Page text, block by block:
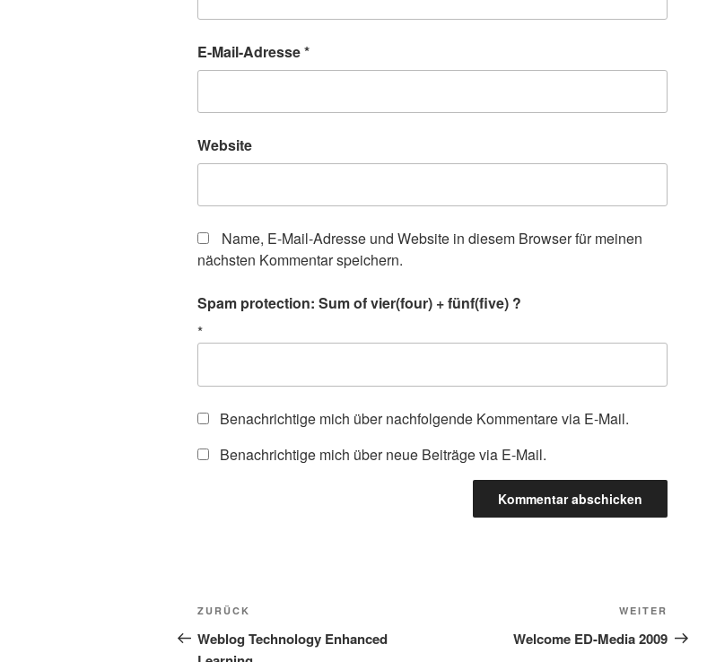
E-Mail-Adresse*
Website
Name, E-Mail-Adresse und Website in diesem Browser für meinen
nächsten Kommentar speichern.
Spam protection: Sum of vier(four) + fünf(five) ?
*
Benachrichtige mich über nachfolgende Kommentare via E-Mail.
Benachrichtige mich über neue Beiträge via E-Mail.
Beitragsnavigation
Vorheriger
Beitrag
ZURÜCK
Weblog Technology Enhanced
Beitrag
WEITER
Welcome ED-Media 2009